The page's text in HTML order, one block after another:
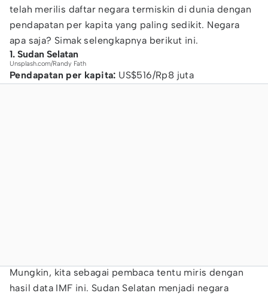
telah merilis daftar negara termiskin di dunia dengan
pendapatan per kapita yang paling sedikit. Negara
apa saja? Simak selengkapnya berikut ini.
1. Sudan Selatan
Unsplash.com/Randy Fath
Pendapatan per kapita: US$516/Rp8 juta
Mungkin, kita sebagai pembaca tentu miris dengan
hasil data IMF ini. Sudan Selatan menjadi negara